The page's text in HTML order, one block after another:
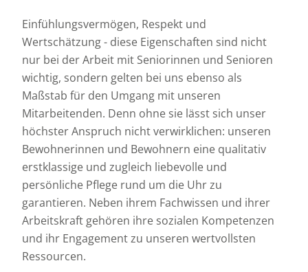
Einfühlungsvermögen, Respekt und
Wertschätzung - diese Eigenschaften sind nicht
nur bei der Arbeit mit Seniorinnen und Senioren
wichtig, sondern gelten bei uns ebenso als
Maßstab für den Umgang mit unseren
Mitarbeitenden. Denn ohne sie lässt sich unser
höchster Anspruch nicht verwirklichen: unseren
Bewohnerinnen und Bewohnern eine qualitativ
erstklassige und zugleich liebevolle und
persönliche Pflege rund um die Uhr zu
garantieren. Neben ihrem Fachwissen und ihrer
Arbeitskraft gehören ihre sozialen Kompetenzen
und ihr Engagement zu unseren wertvollsten
Ressourcen.